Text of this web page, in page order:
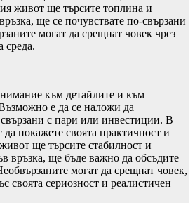
живот ще търсите топлина и
ще се почувствате по-свързани
могат да срещнат човек чрез
среда.
към детайлите и към
е да се наложи да
свързани с пари или инвестиции. В
покажете своята практичност и
ще търсите стабилност и
връзка, ще бъде важно да обсъдите
могат да срещнат човек,
своята сериозност и реалистичен